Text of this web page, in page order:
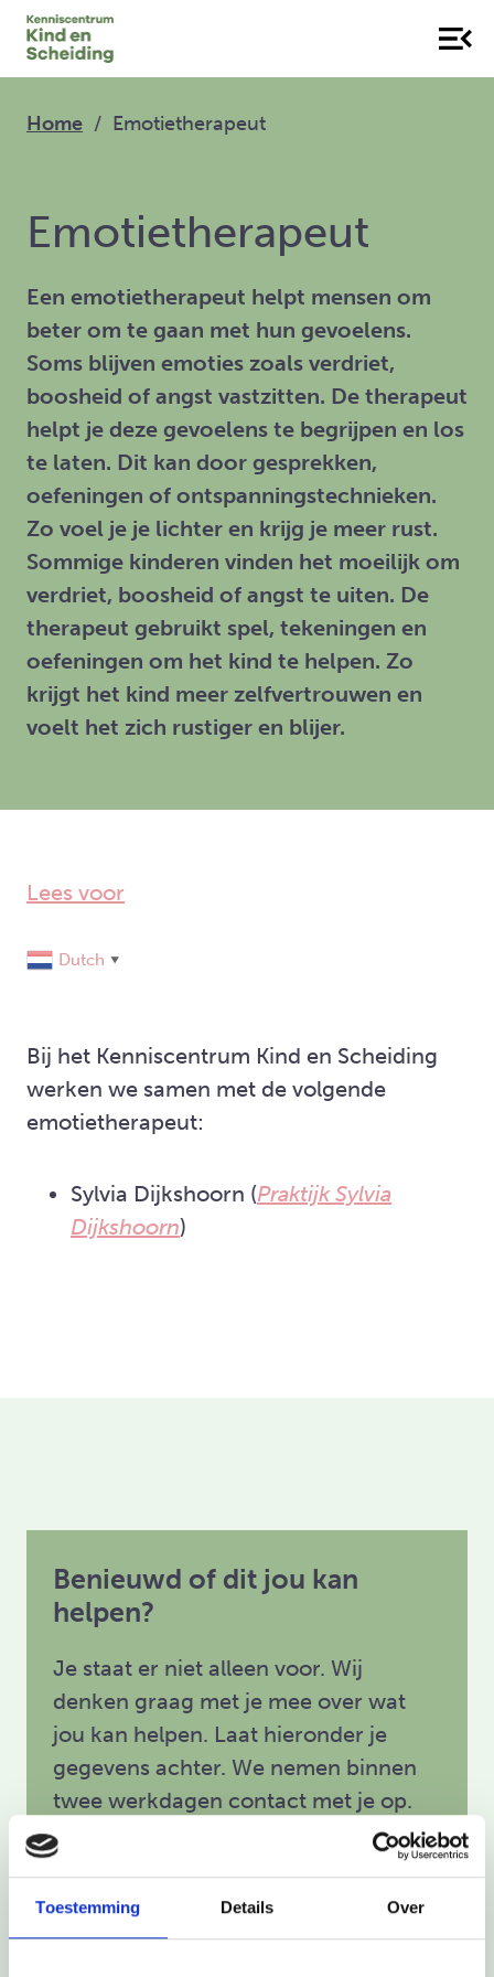
Toestemming Details Over
Home Emotietherapeut
Emotietherapeut
Een emotietherapeut helpt mensen om
beter om te gaan met hun gevoelens.
Soms blijven emoties zoals verdriet,
boosheid of angst vastzitten. De therapeut
helpt je deze gevoelens te begrijpen en los
te laten. Dit kan door gesprekken,
oefeningen of ontspanningstechnieken.
Zo voel je je lichter en krijg je meer rust.
Sommige kinderen vinden het moeilijk om
verdriet, boosheid of angst te uiten. De
therapeut gebruikt spel, tekeningen en
oefeningen om het kind te helpen. Zo
krijgt het kind meer zelfvertrouwen en
voelt het zich rustiger en blijer.
Lees voor
Dutch ▼
Bij het Kenniscentrum Kind en Scheiding
werken we samen met de volgende
emotietherapeut:
Sylvia Dijkshoorn (Praktijk Sylvia
Dijkshoorn)
Benieuwd of dit jou kan
helpen?
Je staat er niet alleen voor. Wij
denken graag met je mee over wat
jou kan helpen. Laat hieronder je
gegevens achter. We nemen binnen
twee werkdagen contact met je op.